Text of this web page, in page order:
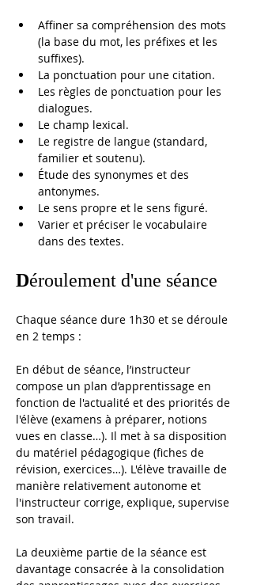
Affiner sa compréhension des mots
(la base du mot, les préfixes et les
suffixes).
La ponctuation pour une citation.
Les règles de ponctuation pour les
dialogues.
Le champ lexical.
Le registre de langue (standard,
familier et soutenu).
Étude des synonymes et des
antonymes.
Le sens propre et le sens figuré.
Varier et préciser le vocabulaire
dans des textes.
Déroulement d'une séance
Chaque séance dure 1h30 et se déroule
en 2 temps :
En début de séance, l’instructeur
compose un plan d’apprentissage en
fonction de l'actualité et des priorités de
l'élève (examens à préparer, notions
vues en classe…). Il met à sa disposition
du matériel pédagogique (fiches de
révision, exercices…). L'élève travaille de
manière relativement autonome et
l'instructeur corrige, explique, supervise
son travail.
La deuxième partie de la séance est
davantage consacrée à la consolidation